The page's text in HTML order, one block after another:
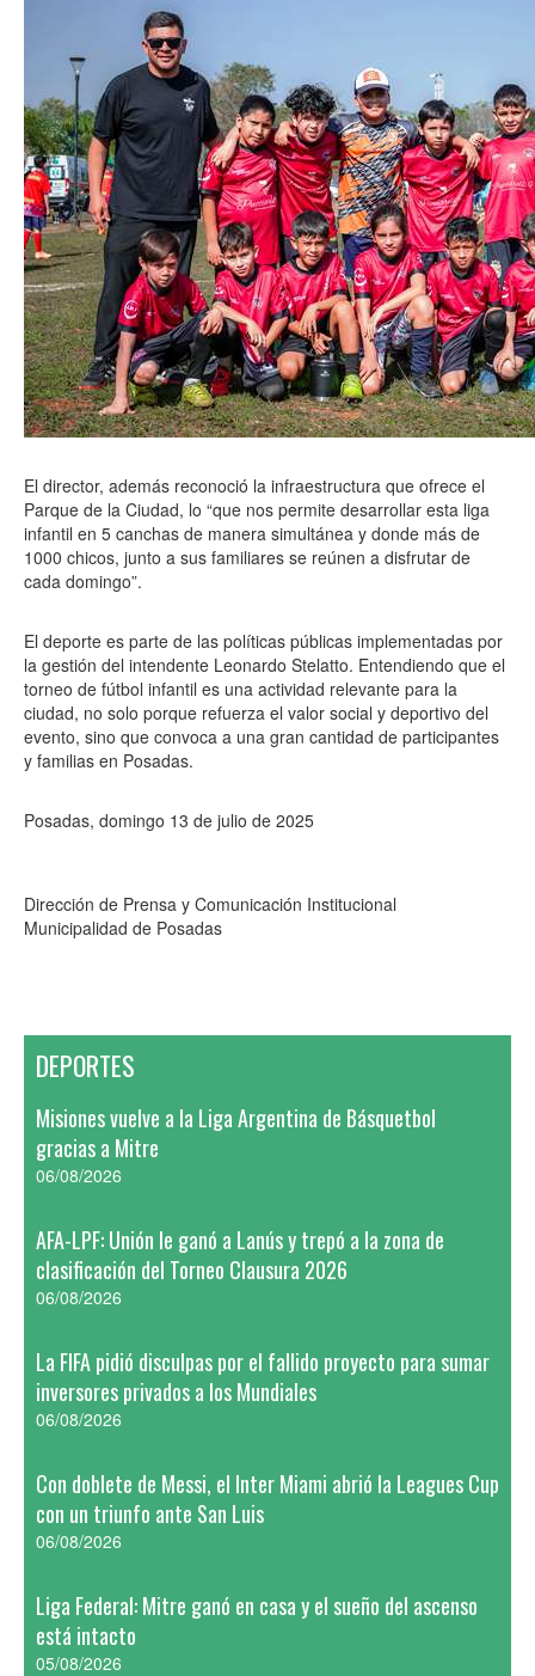
El director, además reconoció la infraestructura que ofrece el
Parque de la Ciudad, lo “que nos permite desarrollar esta liga
infantil en 5 canchas de manera simultánea y donde más de
1000 chicos, junto a sus familiares se reúnen a disfrutar de
cada domingo”.
El deporte es parte de las políticas públicas implementadas por
la gestión del intendente Leonardo Stelatto. Entendiendo que el
torneo de fútbol infantil es una actividad relevante para la
ciudad, no solo porque refuerza el valor social y deportivo del
evento, sino que convoca a una gran cantidad de participantes
y familias en Posadas.
Posadas, domingo 13 de julio de 2025
Dirección de Prensa y Comunicación Institucional
Municipalidad de Posadas
DEPORTES
Misiones vuelve a la Liga Argentina de Básquetbol
gracias a Mitre
06/08/2026
AFA-LPF: Unión le ganó a Lanús y trepó a la zona de
clasificación del Torneo Clausura 2026
06/08/2026
La FIFA pidió disculpas por el fallido proyecto para sumar
inversores privados a los Mundiales
06/08/2026
Con doblete de Messi, el Inter Miami abrió la Leagues Cup
con un triunfo ante San Luis
06/08/2026
Liga Federal: Mitre ganó en casa y el sueño del ascenso
está intacto
05/08/2026